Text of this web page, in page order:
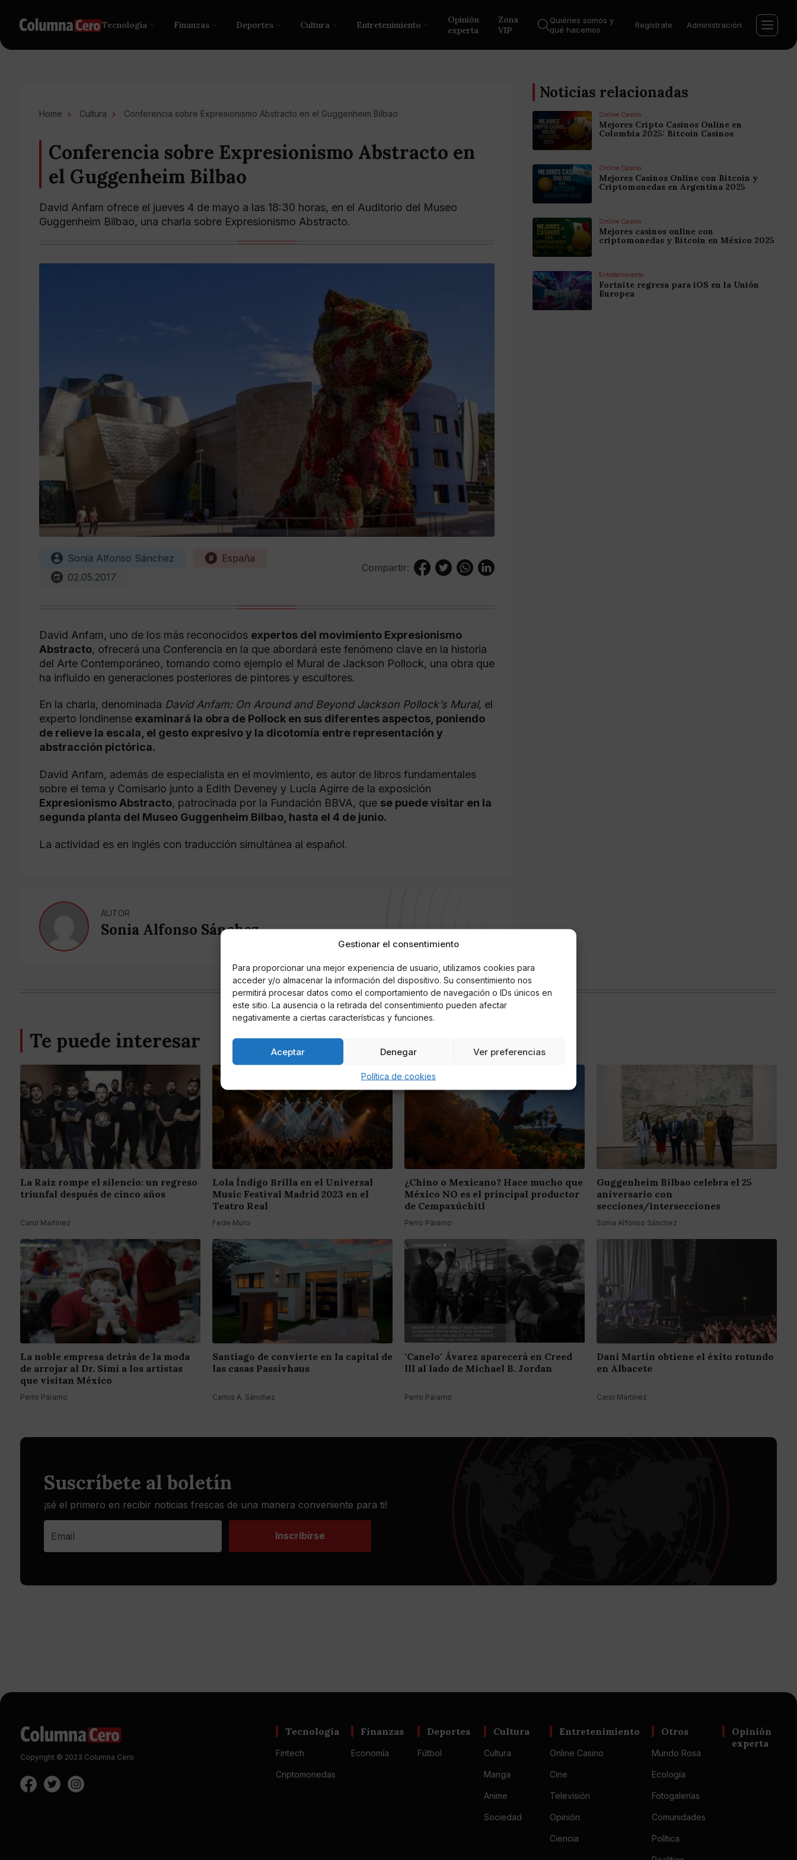
Gestionar el consentimiento
Para proporcionar una mejor experiencia de usuario, utilizamos cookies para
acceder y/o almacenar la información del dispositivo. Su consentimiento nos
permitirá procesar datos como el comportamiento de navegación o IDs únicos en
este sitio. La ausencia o la retirada del consentimiento pueden afectar
negativamente a ciertas características y funciones.
Aceptar Denegar Ver preferencias
Política de cookies
Tecnología Finanzas Deportes Cultura Entretenimiento
Opinión
experta
Zona
VIP
Quiénes somos y
qué hacemos
Regístrate Administración
Home Cultura Conferencia sobre Expresionismo Abstracto en el Guggenheim Bilbao
Conferencia sobre Expresionismo Abstracto en
el Guggenheim Bilbao
David Anfam ofrece el jueves 4 de mayo a las 18:30 horas, en el Auditorio del Museo
Guggenheim Bilbao, una charla sobre Expresionismo Abstracto.
Sonia Alfonso Sánchez
España
02.05.2017
Compartir:
David Anfam, uno de los más reconocidos expertos del movimiento Expresionismo
Abstracto, ofrecerá una Conferencia en la que abordará este fenómeno clave en la historia
del Arte Contemporáneo, tomando como ejemplo el Mural de Jackson Pollock, una obra que
ha influido en generaciones posteriores de pintores y escultores.
En la charla, denominada David Anfam: On Around and Beyond Jackson Pollock’s Mural, el
experto londinense examinará la obra de Pollock en sus diferentes aspectos, poniendo
de relieve la escala, el gesto expresivo y la dicotomía entre representación y
abstracción pictórica.
David Anfam, además de especialista en el movimiento, es autor de libros fundamentales
sobre el tema y Comisario junto a Edith Deveney y Lucía Agirre de la exposición
Expresionismo Abstracto, patrocinada por la Fundación BBVA, que se puede visitar en la
segunda planta del Museo Guggenheim Bilbao, hasta el 4 de junio.
La actividad es en inglés con traducción simultánea al español.
AUTOR
Sonia Alfonso Sánchez
Noticias relacionadas
Online Casino
Mejores Cripto Casinos Online en
Colombia 2025: Bitcoin Casinos
Online Casino
Mejores Casinos Online con Bitcoin y
Criptomonedas en Argentina 2025
Online Casino
Mejores casinos online con
criptomonedas y Bitcoin en México 2025
Entretenimiento
Fortnite regresa para iOS en la Unión
Europea
Te puede interesar
La Raíz rompe el silencio: un regreso
triunfal después de cinco años
Carol Martínez
Lola Índigo Brilla en el Universal
Music Festival Madrid 2023 en el
Teatro Real
Fede Muro
¿Chino o Mexicano? Hace mucho que
México NO es el principal productor
de Cempaxúchitl
Perro Páramo
Guggenheim Bilbao celebra el 25
aniversario con
secciones/intersecciones
Sonia Alfonso Sánchez
La noble empresa detrás de la moda
de arrojar al Dr. Simi a los artistas
que visitan México
Perro Páramo
Santiago de convierte en la capital de
las casas Passivhaus
Carlos A. Sánchez
'Canelo' Ávarez aparecerá en Creed
lll al lado de Michael B. Jordan
Perro Páramo
Dani Martín obtiene el éxito rotundo
en Albacete
Carol Martínez
Suscríbete al boletín
¡sé el primero en recibir noticias frescas de una manera conveniente para ti!
Inscribirse
Copyright © 2023 Columna Cero
Tecnología
Fintech
Criptomonedas
Finanzas
Economía
Deportes
Fútbol
Cultura
Cultura
Manga
Anime
Sociedad
Entretenimiento
Online Casino
Cine
Televisión
Opinión
Ciencia
Otros
Mundo Rosa
Ecología
Fotogalerías
Comunidades
Política
Opinión
experta